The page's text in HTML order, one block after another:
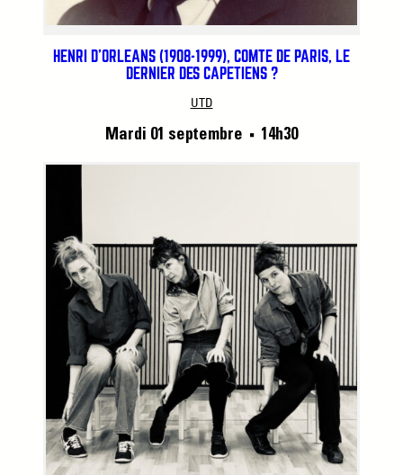
HENRI D’ORLÉANS (1908-1999), COMTE DE PARIS, LE
DERNIER DES CAPÉTIENS ?
UTD
Mardi 01 septembre ■ 14h30